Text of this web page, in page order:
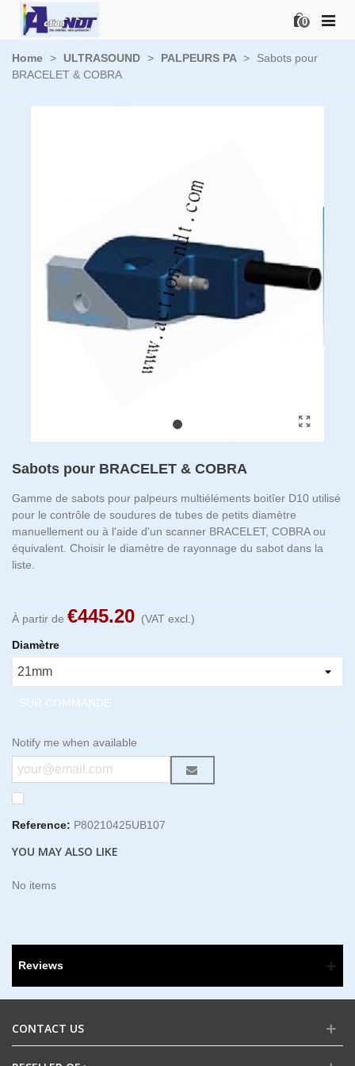
0
Home > ULTRASOUND > PALPEURS PA >
Sabots pour
BRACELET & COBRA
Sabots pour BRACELET & COBRA
Gamme de sabots pour palpeurs multiéléments boitîer D10 utilisé
pour le contrôle de soudures de tubes de petits diamètre
manuellement ou à l'aide d'un scanner BRACELET, COBRA ou
équivalent. Choisir le diamètre de rayonnage du sabot dans la
liste.
À partir de €445.20 (VAT excl.)
Diamètre
SUR COMMANDE
Notify me when available
Reference: P80210425UB107
YOU MAY ALSO LIKE
No items
Reviews
CONTACT US